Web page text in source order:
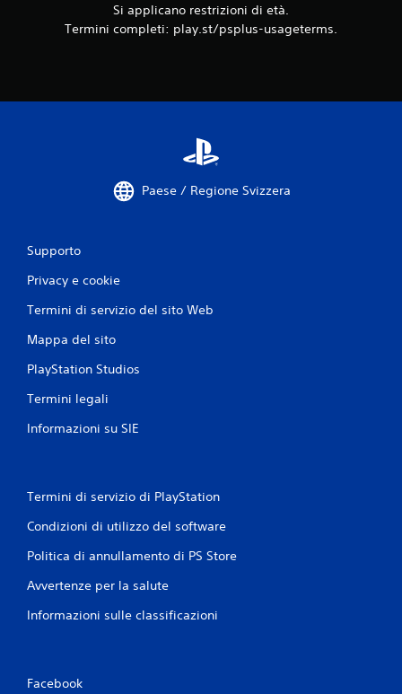
Si applicano restrizioni di età.
Termini completi: play.st/psplus-usageterms.
Paese / Regione Svizzera
Supporto
Privacy e cookie
Termini di servizio del sito Web
Mappa del sito
PlayStation Studios
Termini legali
Informazioni su SIE
Termini di servizio di PlayStation
Condizioni di utilizzo del software
Politica di annullamento di PS Store
Avvertenze per la salute
Informazioni sulle classificazioni
Facebook